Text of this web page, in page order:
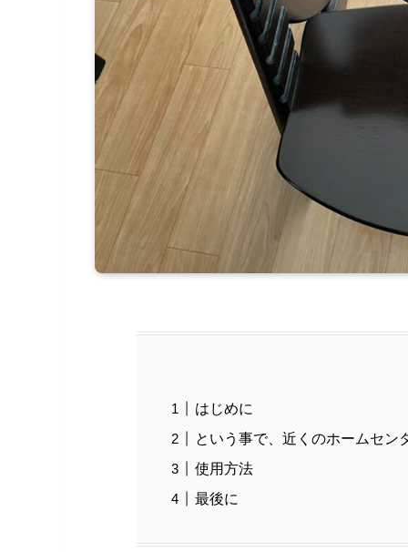
はじめに
という事で、近くのホームセン
使用方法
最後に